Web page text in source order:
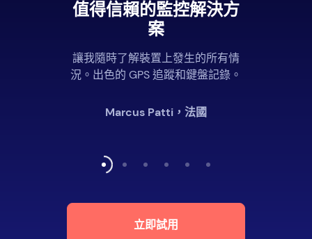
值得信賴的監控解決方
案
讓我隨時了解裝置上發生的所有情
況。出色的 GPS 追蹤和鍵盤記錄。
Marcus Patti，法國
立即試用